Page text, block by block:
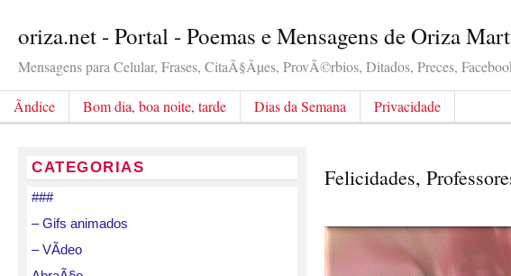
oriza.net - Portal - Poemas e Mensagens de Oriza
Mensagens para Celular, Frases, CitaÃ§Ãµes, ProvÃ©rbios, Ditados, Preces,
Ãndice Bom dia, boa noite, tarde Dias da Semana Privacidade
CATEGORIAS
###
– Gifs animados
– VÃ­deo
Felicidades,